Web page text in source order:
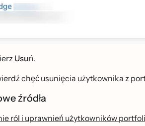
Usuń.
chęć usunięcia użytkownika z
źródła
ról i uprawnień użytkowników